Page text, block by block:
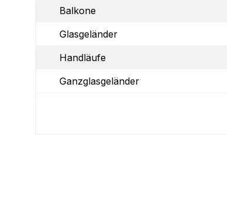
Balkone
Glasgeländer
Handläufe
Ganzglasgeländer